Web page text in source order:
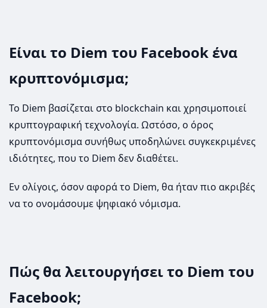
Είναι το Diem του Facebook ένα
κρυπτονόμισμα;
Το Diem βασίζεται στο blockchain και χρησιμοποιεί
κρυπτογραφική τεχνολογία. Ωστόσο, ο όρος
κρυπτονόμισμα συνήθως υποδηλώνει συγκεκριμένες
ιδιότητες, που το Diem δεν διαθέτει.
Εν ολίγοις, όσον αφορά το Diem, θα ήταν πιο ακριβές
να το ονομάσουμε ψηφιακό νόμισμα.
Πώς θα λειτουργήσει το Diem του
Facebook;